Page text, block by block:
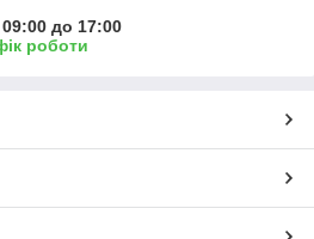
до 17:00
роботи